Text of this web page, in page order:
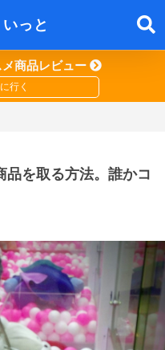
っと
商品レビュー
品を取る方法。誰かコ